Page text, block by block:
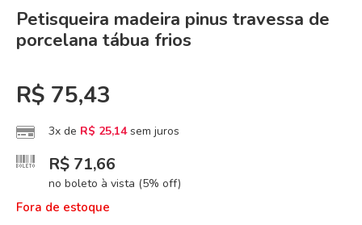
Petisqueira madeira pinus travessa de
porcelana tábua frios
R$ 75,43
3x de R$ 25,14sem juros
R$ 71,66
no boleto à vista (5% off)
Fora de estoque